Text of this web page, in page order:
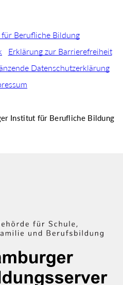
Berufliche Bildung
Erklärung zur Barrierefreiheit
Datenschutzerklärung
Institut für Berufliche Bildung